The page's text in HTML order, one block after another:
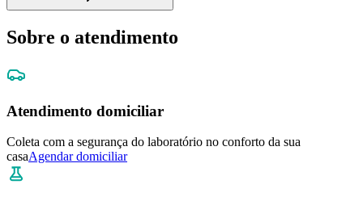
Sobre o atendimento
Atendimento domiciliar
Coleta com a segurança do laboratório no conforto da sua
casaAgendar domiciliar